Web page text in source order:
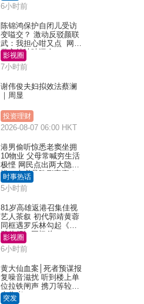
6小时前
陈锦鸿保护自闭儿受访
变嗌交？ 激动反驳颜联
武：我担心咁又点 网民
批主持咄咄逼人
影视圈
7小时前
谢伟俊夫妇拟效法蔡澜
｜周显
投资理财
2026-08-07 06:00 HKT
港男偷听惊悉老窦坐拥
10物业 父母常喊穷生活
极悭 网民点出两大隐
忧：未必是隐形富豪｜
Juicy叮
时事热话
5小时前
81岁高雄返港召集佳视
艺人茶叙 初代郭靖黄蓉
同框遇罗乐林勾起《神
雕侠侣》回忆杀
影视圈
6小时前
黄大仙血案│死者预谋报
复噪音滋扰 听到楼上单
位拉铁闸声 携刀等䢂伏
击伤者
突发